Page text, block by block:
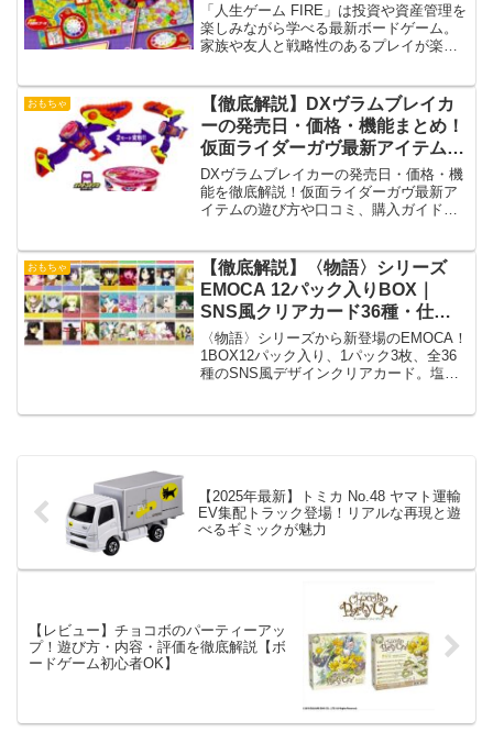
「人生ゲーム FIRE」は投資や資産管理を
楽しみながら学べる最新ボードゲーム。
家族や友人と戦略性のあるプレイが楽し
おもちゃ
【徹底解説】DXヴラムブレイカ
ーの発売日・価格・機能まとめ！
仮面ライダーガヴ最新アイテムの
魅力とは？
DXヴラムブレイカーの発売日・価格・機
能を徹底解説！仮面ライダーガヴ最新ア
イテムの遊び方や口コミ、購入ガイドを
おもちゃ
【徹底解説】〈物語〉シリーズ
EMOCA 12パック入りBOX｜
SNS風クリアカード36種・仕様
と予約情報
〈物語〉シリーズから新登場のEMOCA！
1BOX12パック入り、1パック3枚、全36
種のSNS風デザインクリアカード。塩ビ
【2025年最新】トミカ No.48 ヤマト運輸
EV集配トラック登場！リアルな再現と遊
べるギミックが魅力
【レビュー】チョコボのパーティーアッ
プ！遊び方・内容・評価を徹底解説【ボ
ードゲーム初心者OK】